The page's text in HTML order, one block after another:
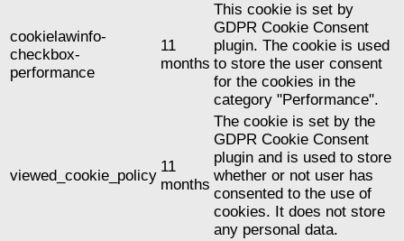
cookielawinfo-
checkbox-
performance
11
months
This cookie is set by
GDPR Cookie Consent
plugin. The cookie is used
to store the user consent
for the cookies in the
category "Performance".
viewed_cookie_policy
11
months
The cookie is set by the
GDPR Cookie Consent
plugin and is used to store
whether or not user has
consented to the use of
cookies. It does not store
any personal data.